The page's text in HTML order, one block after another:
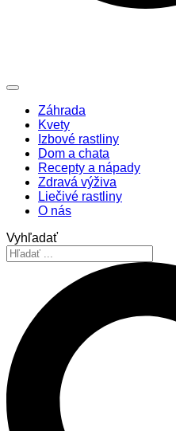
Záhrada
Kvety
Izbové rastliny
Dom a chata
Recepty a nápady
Zdravá výživa
Liečivé rastliny
O nás
Vyhľadať